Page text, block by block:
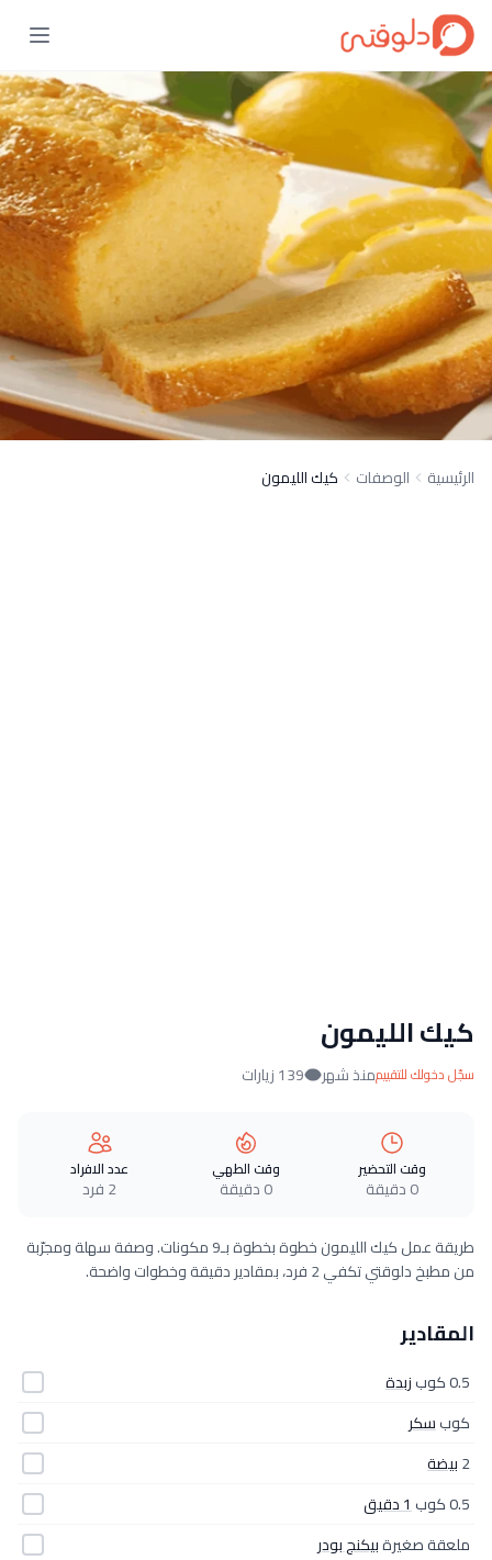
الرئيسية الوصفات كيك الليمون
كيك الليمون
سجّل دخولك للتقييممنذ شهر 139 زيارات
وقت التحضير
0 دقيقة
وقت الطهي
0 دقيقة
عدد الافراد
2 فرد
طريقة عمل كيك الليمون خطوة بخطوة بـ9 مكونات. وصفة سهلة ومجرّبة
من مطبخ دلوقتي تكفي 2 فرد، بمقادير دقيقة وخطوات واضحة.
المقادير
0.5 كوب
زبدة
كوبسكر
2بيضة
0.5 كوب
1 دقيق
ملعقة صغيرةبيكنج بودر